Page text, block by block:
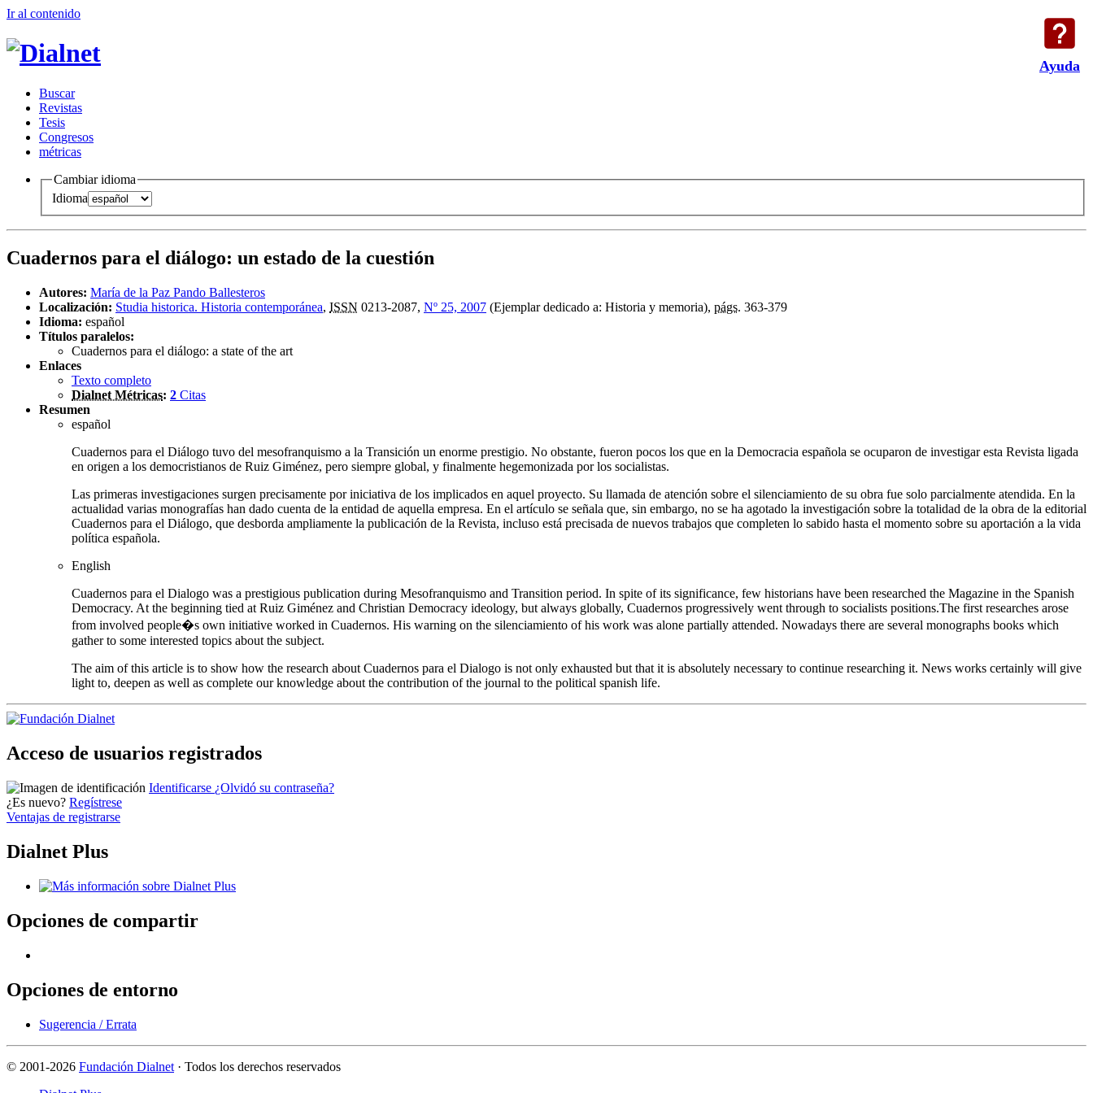
Ayuda
Ir al contenido
Buscar
Revistas
Tesis
Congresos
métricas
Cambiar idioma
Idioma
Cuadernos para el diálogo: un estado de la cuestión
Autores: María de la Paz Pando Ballesteros
Localización: Studia historica. Historia contemporánea, ISSN 0213-2087, Nº 25, 2007 (Ejemplar dedicado a: Historia y memoria), págs. 363-379
Idioma: español
Títulos paralelos:
Cuadernos para el diálogo: a state of the art
Enlaces
Texto completo
Dialnet Métricas: 2 Citas
Resumen
español
Cuadernos para el Diálogo tuvo del mesofranquismo a la Transición un enorme prestigio. No obstante, fueron pocos los que en la Democracia española se ocuparon de investigar esta Revista ligada
en origen a los democristianos de Ruiz Giménez, pero siempre global, y finalmente hegemonizada por los socialistas.
Las primeras investigaciones surgen precisamente por iniciativa de los implicados en aquel proyecto. Su llamada de atención sobre el silenciamiento de su obra fue solo parcialmente atendida. En la
actualidad varias monografías han dado cuenta de la entidad de aquella empresa. En el artículo se señala que, sin embargo, no se ha agotado la investigación sobre la totalidad de la obra de la editorial
Cuadernos para el Diálogo, que desborda ampliamente la publicación de la Revista, incluso está precisada de nuevos trabajos que completen lo sabido hasta el momento sobre su aportación a la vida
política española.
English
Cuadernos para el Dialogo was a prestigious publication during Mesofranquismo and Transition period. In spite of its significance, few historians have been researched the Magazine in the Spanish
Democracy. At the beginning tied at Ruiz Giménez and Christian Democracy ideology, but always globally, Cuadernos progressively went through to socialists positions.The first researches arose
from involved people�s own initiative worked in Cuadernos. His warning on the silenciamiento of his work was alone partially attended. Nowadays there are several monographs books which
gather to some interested topics about the subject.
The aim of this article is to show how the research about Cuadernos para el Dialogo is not only exhausted but that it is absolutely necessary to continue researching it. News works certainly will give
light to, deepen as well as complete our knowledge about the contribution of the journal to the political spanish life.
Acceso de usuarios registrados
Identificarse ¿Olvidó su contraseña?
¿Es nuevo? Regístrese
Ventajas de registrarse
Dialnet Plus
Opciones de compartir
Opciones de entorno
Sugerencia / Errata
© 2001-2026 Fundación Dialnet · Todos los derechos reservados